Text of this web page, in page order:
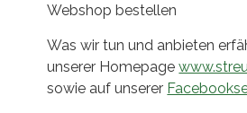
Webshop bestellen
Was wir tun und anbieten
unserer Homepage
sowie auf unserer